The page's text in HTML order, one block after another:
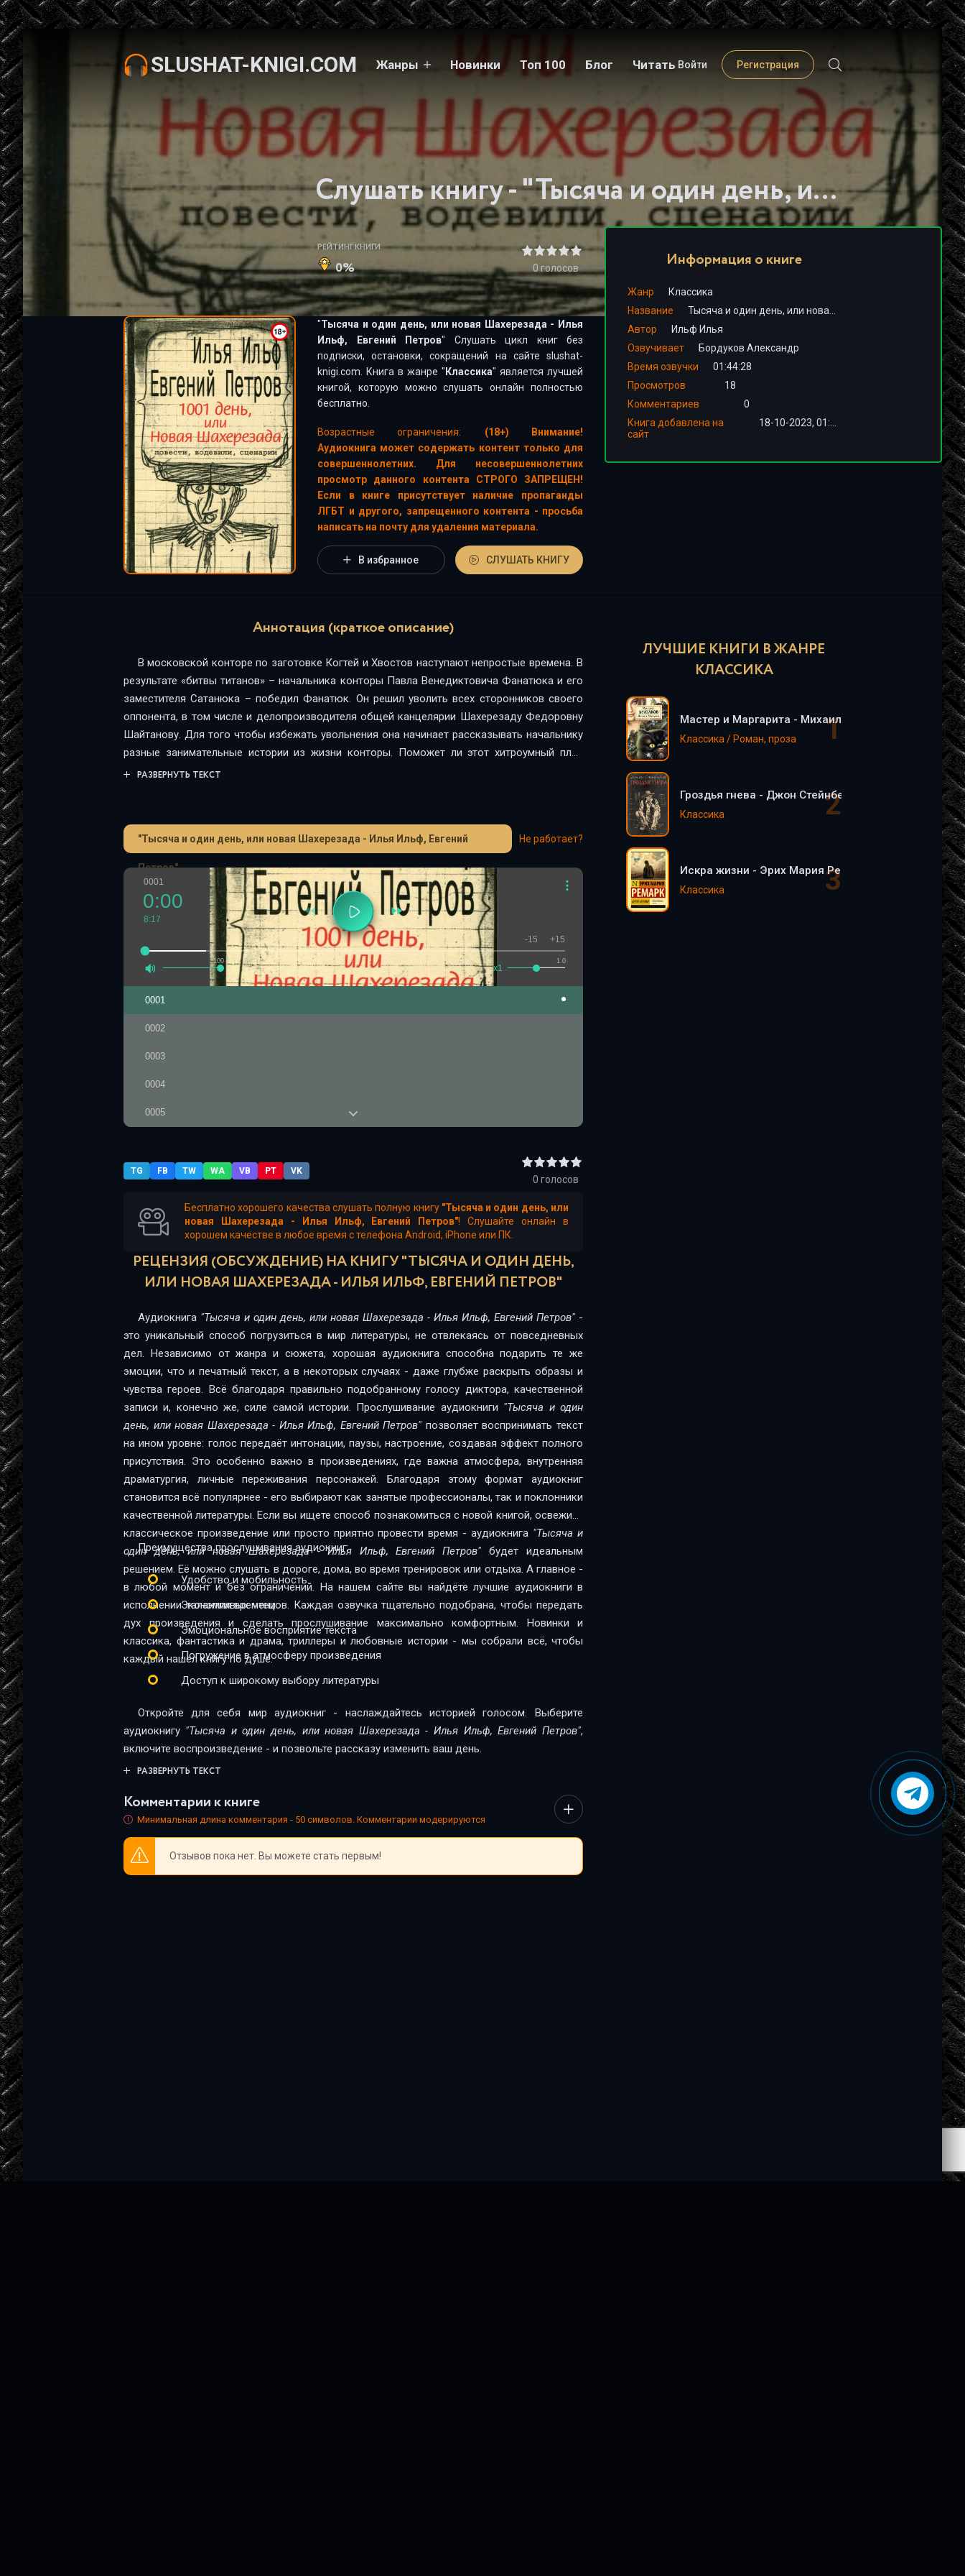
SLUSHAT-KNIGI.COM Жанры Новинки Топ 100 Блог Читать Войти Регистрация
Слушать книгу - "Тысяча и один день, или новая Шахерезада - Илья Ильф, Евгений Петров"
РЕЙТИНГ КНИГИ
0% 0 голосов
"Тысяча и один день, или новая Шахерезада - Илья
Ильф, Евгений Петров" Слушать цикл книг без
подписки, остановки, сокращений на сайте slushat-
knigi.com. Книга в жанре " Классика" является лучшей
книгой, которую можно слушать онлайн полностью
бесплатно.
Возрастные ограничения:
(18+) Внимание!
Аудиокнига может содержать контент только для
совершеннолетних. Для несовершеннолетних
просмотр данного контента СТРОГО ЗАПРЕЩЕН!
Если в книге присутствует наличие пропаганды
ЛГБТ и другого, запрещенного контента - просьба
написать на почту для удаления материала.
В избранное СЛУШАТЬ КНИГУ
Информация о книге
Жанр
Классика
Название
Автор
Ильф Илья
Озвучивает
Бордуков Александр
Время озвучки
01:44:28
Просмотров
18
Комментариев
0
Книга добавлена на
сайт
Аннотация (краткое описание)
В московской конторе по заготовке Когтей и Хвостов наступают непростые времена. В
результате «битвы титанов» – начальника конторы Павла Венедиктовича Фанатюка и его
заместителя Сатанюка – победил Фанатюк. Он решил уволить всех сторонников своего
оппонента, в том числе и делопроизводителя общей канцелярии Шахерезаду Федоровну
Шайтанову. Для того чтобы избежать увольнения она начинает рассказывать начальнику
разные занимательные истории из жизни конторы. Поможет ли этот хитроумный план
Шахерезаде сохранить свою должность, вы узнаете, прослушав аудиокнигу, от себя же
история, о которой рассказывает аудиокнига «Необыкновенные истории из жизни города
Колоколамска».
РАЗВЕРНУТЬ ТЕКСТ
"Тысяча и один день, или новая Шахерезада - Илья Ильф, Евгений
Петров"
Не работает?
0001
100
0:00
8:17
1.0
x1
-15 +15
0001
0002
0003
0004
0005
0007
0009
0011
TG FB TW WA VB PT VK
0 голосов
Бесплатно хорошего качества слушать полную книгу "Тысяча и один день, или
новая Шахерезада - Илья Ильф, Евгений Петров"! Слушайте онлайн в
хорошем качестве в любое время с телефона Android, iPhone или ПК.
РЕЦЕНЗИЯ (ОБСУЖДЕНИЕ) НА КНИГУ "ТЫСЯЧА И ОДИН ДЕНЬ,
ИЛИ НОВАЯ ШАХЕРЕЗАДА - ИЛЬЯ ИЛЬФ, ЕВГЕНИЙ ПЕТРОВ"
Аудиокнига "Тысяча и один день, или новая Шахерезада - Илья Ильф, Евгений Петров"-
это уникальный способ погрузиться в мир литературы, не отвлекаясь от повседневных
дел. Независимо от жанра и сюжета, хорошая аудиокнига способна подарить те же
эмоции, что и печатный текст, а в некоторых случаях - даже глубже раскрыть образы и
чувства героев. Всё благодаря правильно подобранному голосу диктора, качественной
записи и, конечно же, силе самой истории. Прослушивание аудиокниги "Тысяча и один
день, или новая Шахерезада - Илья Ильф, Евгений Петров" позволяет воспринимать текст
на ином уровне: голос передаёт интонации, паузы, настроение, создавая эффект полного
присутствия. Это особенно важно в произведениях, где важна атмосфера, внутренняя
драматургия, личные переживания персонажей. Благодаря этому формат аудиокниг
становится всё популярнее - его выбирают как занятые профессионалы, так и поклонники
качественной литературы. Если вы ищете способ познакомиться с новой книгой, освежить
классическое произведение или просто приятно провести время - аудиокнига "Тысяча и
один день, или новая Шахерезада - Илья Ильф, Евгений Петров" будет идеальным
решением. Её можно слушать в дороге, дома, во время тренировок или отдыха. А главное -
в любой момент и без ограничений. На нашем сайте вы найдёте лучшие аудиокниги в
исполнении талантливых чтецов. Каждая озвучка тщательно подобрана, чтобы передать
дух произведения и сделать прослушивание максимально комфортным. Новинки и
классика, фантастика и драма, триллеры и любовные истории - мы собрали всё, чтобы
каждый нашёл книгу по душе.
Преимущества прослушивания аудиокниг:
Удобство и мобильность
Экономия времени
Эмоциональное восприятие текста
Погружение в атмосферу произведения
Доступ к широкому выбору литературы
Откройте для себя мир аудиокниг - наслаждайтесь историей голосом. Выберите
аудиокнигу "Тысяча и один день, или новая Шахерезада - Илья Ильф, Евгений Петров",
включите воспроизведение - и позвольте рассказу изменить ваш день.
РАЗВЕРНУТЬ ТЕКСТ
Комментарии к книге
Минимальная длина комментария - 50 символов. Комментарии модерируются
Отзывов пока нет. Вы можете стать первым!
ЛУЧШИЕ КНИГИ В ЖАНРЕ
КЛАССИКА
Мастер и Маргарита - Михаил Булгаков
Классика / Роман, проза
Гроздья гнева - Джон Стейнбек
Классика
Искра жизни - Эрих Мария Ремарк
Классика